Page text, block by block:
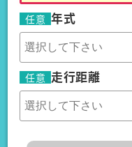
任意 年式
任意 走行距離